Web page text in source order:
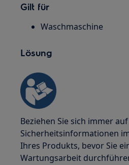
Gilt für
Waschmaschine
Lösung
Beziehen Sie sich immer
Sicherheitsinformationen
Ihres Produkts, bevor Sie
Wartungsarbeit